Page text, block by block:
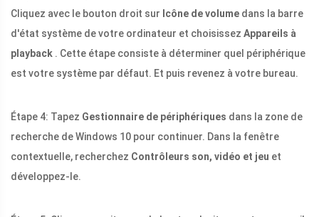
Cliquez avec le bouton droit sur Icône de volume dans la barre
d'état système de votre ordinateur et choisissez Appareils à
playback . Cette étape consiste à déterminer quel périphérique
est votre système par défaut. Et puis revenez à votre bureau.
Étape 4: Tapez Gestionnaire de périphériques dans la zone de
recherche de Windows 10 pour continuer. Dans la fenêtre
contextuelle, recherchez Contrôleurs son, vidéo et jeu et
développez-le.